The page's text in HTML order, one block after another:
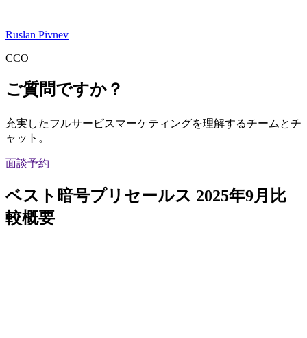
Ruslan Pivnev
CCO
ご質問ですか？
充実したフルサービスマーケティングを理解するチームとチ
ャット。
面談予約
ベスト暗号プリセールス 2025年9月比
較概要